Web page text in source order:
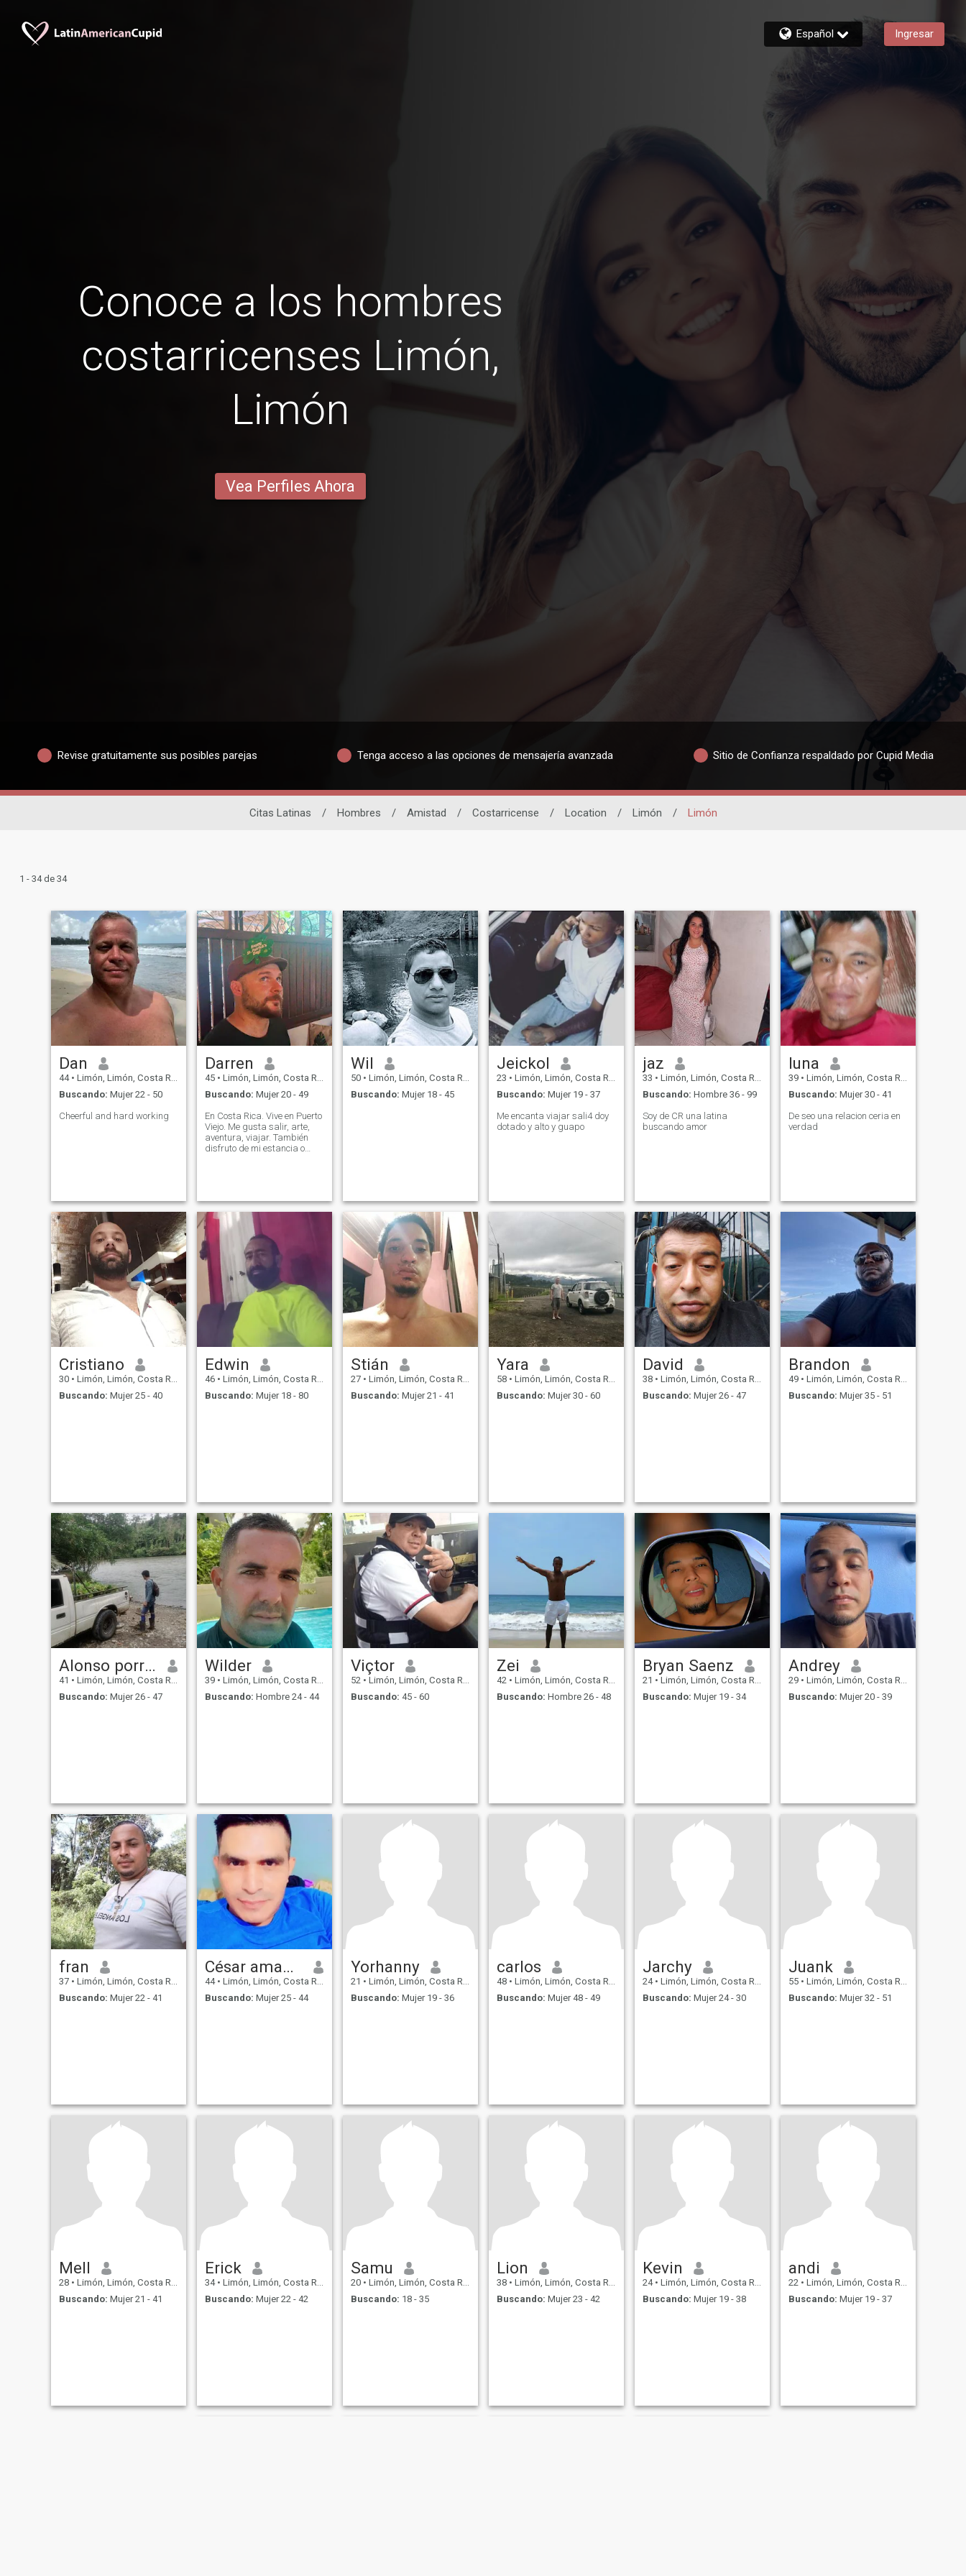
Español Ingresar
Conoce a los hombres
costarricenses Limón,
Limón
Vea Perfiles Ahora
Revise gratuitamente sus posibles parejas Tenga acceso a las opciones de mensajería avanzada Sitio de Confianza respaldado por Cupid Media
Citas Latinas / Hombres / Amistad / Costarricense / Location / Limón / Limón
1 - 34 de 34
Dan
44 • Limón, Limón, Costa Rica
Buscando: Mujer 22 - 50
Cheerful and hard working
Darren
45 • Limón, Limón, Costa Rica
Buscando: Mujer 20 - 49
En Costa Rica. Vive en Puerto
Viejo. Me gusta salir, arte,
aventura, viajar. También
disfruto de mi estancia o
Wil
50 • Limón, Limón, Costa Rica
Buscando: Mujer 18 - 45
Jeickol
23 • Limón, Limón, Costa Rica
Buscando: Mujer 19 - 37
Me encanta viajar sali4 doy
dotado y alto y guapo
jaz
33 • Limón, Limón, Costa Rica
Buscando: Hombre 36 - 99
Soy de CR una latina
buscando amor
luna
39 • Limón, Limón, Costa Rica
Buscando: Mujer 30 - 41
De seo una relacion ceria en
verdad
Cristiano
30 • Limón, Limón, Costa Rica
Buscando: Mujer 25 - 40
Edwin
46 • Limón, Limón, Costa Rica
Buscando: Mujer 18 - 80
Stián
27 • Limón, Limón, Costa Rica
Buscando: Mujer 21 - 41
Yara
58 • Limón, Limón, Costa Rica
Buscando: Mujer 30 - 60
David
38 • Limón, Limón, Costa Rica
Buscando: Mujer 26 - 47
Brandon
49 • Limón, Limón, Costa Rica
Buscando: Mujer 35 - 51
Alonso porras
41 • Limón, Limón, Costa Rica
Buscando: Mujer 26 - 47
Wilder
39 • Limón, Limón, Costa Rica
Buscando: Hombre 24 - 44
Viçtor
52 • Limón, Limón, Costa Rica
Buscando: 45 - 60
Zei
42 • Limón, Limón, Costa Rica
Buscando: Hombre 26 - 48
Bryan Saenz
21 • Limón, Limón, Costa Rica
Buscando: Mujer 19 - 34
Andrey
29 • Limón, Limón, Costa Rica
Buscando: Mujer 20 - 39
fran
37 • Limón, Limón, Costa Rica
Buscando: Mujer 22 - 41
César amador
44 • Limón, Limón, Costa Rica
Buscando: Mujer 25 - 44
Yorhanny
21 • Limón, Limón, Costa Rica
Buscando: Mujer 19 - 36
carlos
48 • Limón, Limón, Costa Rica
Buscando: Mujer 48 - 49
Jarchy
24 • Limón, Limón, Costa Rica
Buscando: Mujer 24 - 30
Juank
55 • Limón, Limón, Costa Rica
Buscando: Mujer 32 - 51
Mell
28 • Limón, Limón, Costa Rica
Buscando: Mujer 21 - 41
Erick
34 • Limón, Limón, Costa Rica
Buscando: Mujer 22 - 42
Samu
20 • Limón, Limón, Costa Rica
Buscando: 18 - 35
Lion
38 • Limón, Limón, Costa Rica
Buscando: Mujer 23 - 42
Kevin
24 • Limón, Limón, Costa Rica
Buscando: Mujer 19 - 38
andi
22 • Limón, Limón, Costa Rica
Buscando: Mujer 19 - 37